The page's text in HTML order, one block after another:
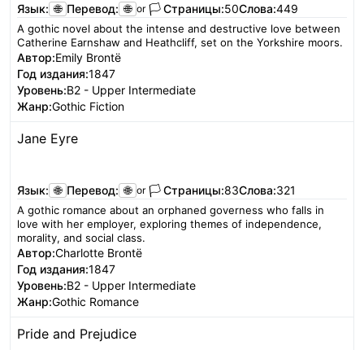
Язык: 🌐 Перевод: 🌐 or 🏳️ Страницы:50Слова:449
A gothic novel about the intense and destructive love between
Catherine Earnshaw and Heathcliff, set on the Yorkshire moors.
Автор:Emily Brontë
Год издания:1847
Уровень:B2 - Upper Intermediate
Жанр:Gothic Fiction
Jane Eyre
Язык: 🌐 Перевод: 🌐 or 🏳️ Страницы:83Слова:321
A gothic romance about an orphaned governess who falls in
love with her employer, exploring themes of independence,
morality, and social class.
Автор:Charlotte Brontë
Год издания:1847
Уровень:B2 - Upper Intermediate
Жанр:Gothic Romance
Pride and Prejudice